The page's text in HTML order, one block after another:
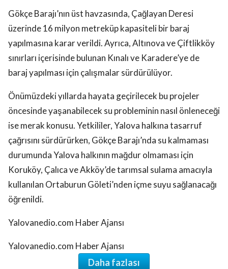
Gökçe Barajı’nın üst havzasında, Çağlayan Deresi
üzerinde 16 milyon metreküp kapasiteli bir baraj
yapılmasına karar verildi. Ayrıca, Altınova ve Çiftlikköy
sınırları içerisinde bulunan Kınalı ve Karadere’ye de
baraj yapılması için çalışmalar sürdürülüyor.
Önümüzdeki yıllarda hayata geçirilecek bu projeler
öncesinde yaşanabilecek su probleminin nasıl önleneceği
ise merak konusu. Yetkililer, Yalova halkına tasarruf
çağrısını sürdürürken, Gökçe Barajı’nda su kalmaması
durumunda Yalova halkının mağdur olmaması için
Koruköy, Çalıca ve Akköy’de tarımsal sulama amacıyla
kullanılan Ortaburun Göleti’nden içme suyu sağlanacağı
öğrenildi.
Yalovanedio.com Haber Ajansı
Yalovanedio.com Haber Ajansı
Daha fazlası